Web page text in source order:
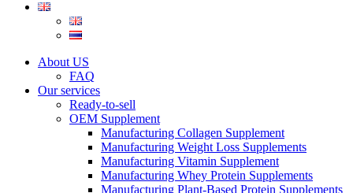
About US
FAQ
Our services
Ready-to-sell
OEM Supplement
Manufacturing Collagen Supplement
Manufacturing Weight Loss Supplements
Manufacturing Vitamin Supplement
Manufacturing Whey Protein Supplements
Manufacturing Plant-Based Protein Supplements